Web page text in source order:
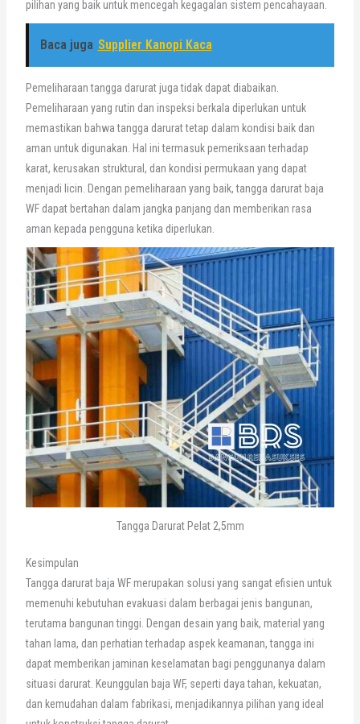
pilihan yang baik untuk mencegah kegagalan sistem pencahayaan.
Baca juga Supplier Kanopi Kaca
Pemeliharaan tangga darurat juga tidak dapat diabaikan.
Pemeliharaan yang rutin dan inspeksi berkala diperlukan untuk
memastikan bahwa tangga darurat tetap dalam kondisi baik dan
aman untuk digunakan. Hal ini termasuk pemeriksaan terhadap
karat, kerusakan struktural, dan kondisi permukaan yang dapat
menjadi licin. Dengan pemeliharaan yang baik, tangga darurat baja
WF dapat bertahan dalam jangka panjang dan memberikan rasa
aman kepada pengguna ketika diperlukan.
Tangga Darurat Pelat 2,5mm
Kesimpulan
Tangga darurat baja WF merupakan solusi yang sangat efisien untuk
memenuhi kebutuhan evakuasi dalam berbagai jenis bangunan,
terutama bangunan tinggi. Dengan desain yang baik, material yang
tahan lama, dan perhatian terhadap aspek keamanan, tangga ini
dapat memberikan jaminan keselamatan bagi penggunanya dalam
situasi darurat. Keunggulan baja WF, seperti daya tahan, kekuatan,
dan kemudahan dalam fabrikasi, menjadikannya pilihan yang ideal